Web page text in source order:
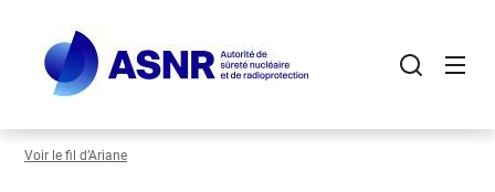
contenu
principal
Voir le fil d’Ariane